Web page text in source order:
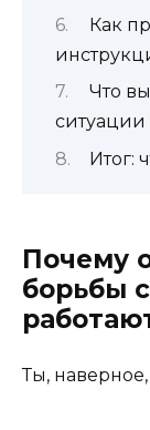
Как
Что
ситуации
Итог:
Почему
борьбы
Ты,